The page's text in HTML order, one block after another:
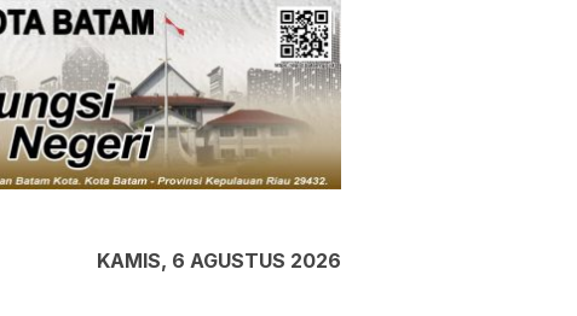
KAMIS, 6 AGUSTUS 2026